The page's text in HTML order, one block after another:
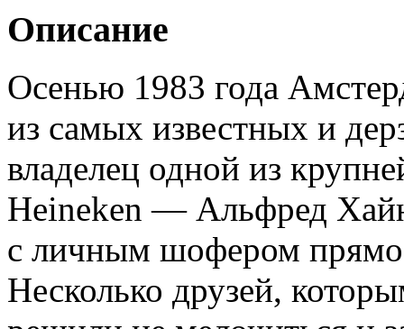
Описание
Осенью 1983 года
из самых известных и
владелец одной из
Heineken — Альфред
с личным шофером прямо
Несколько друзей,